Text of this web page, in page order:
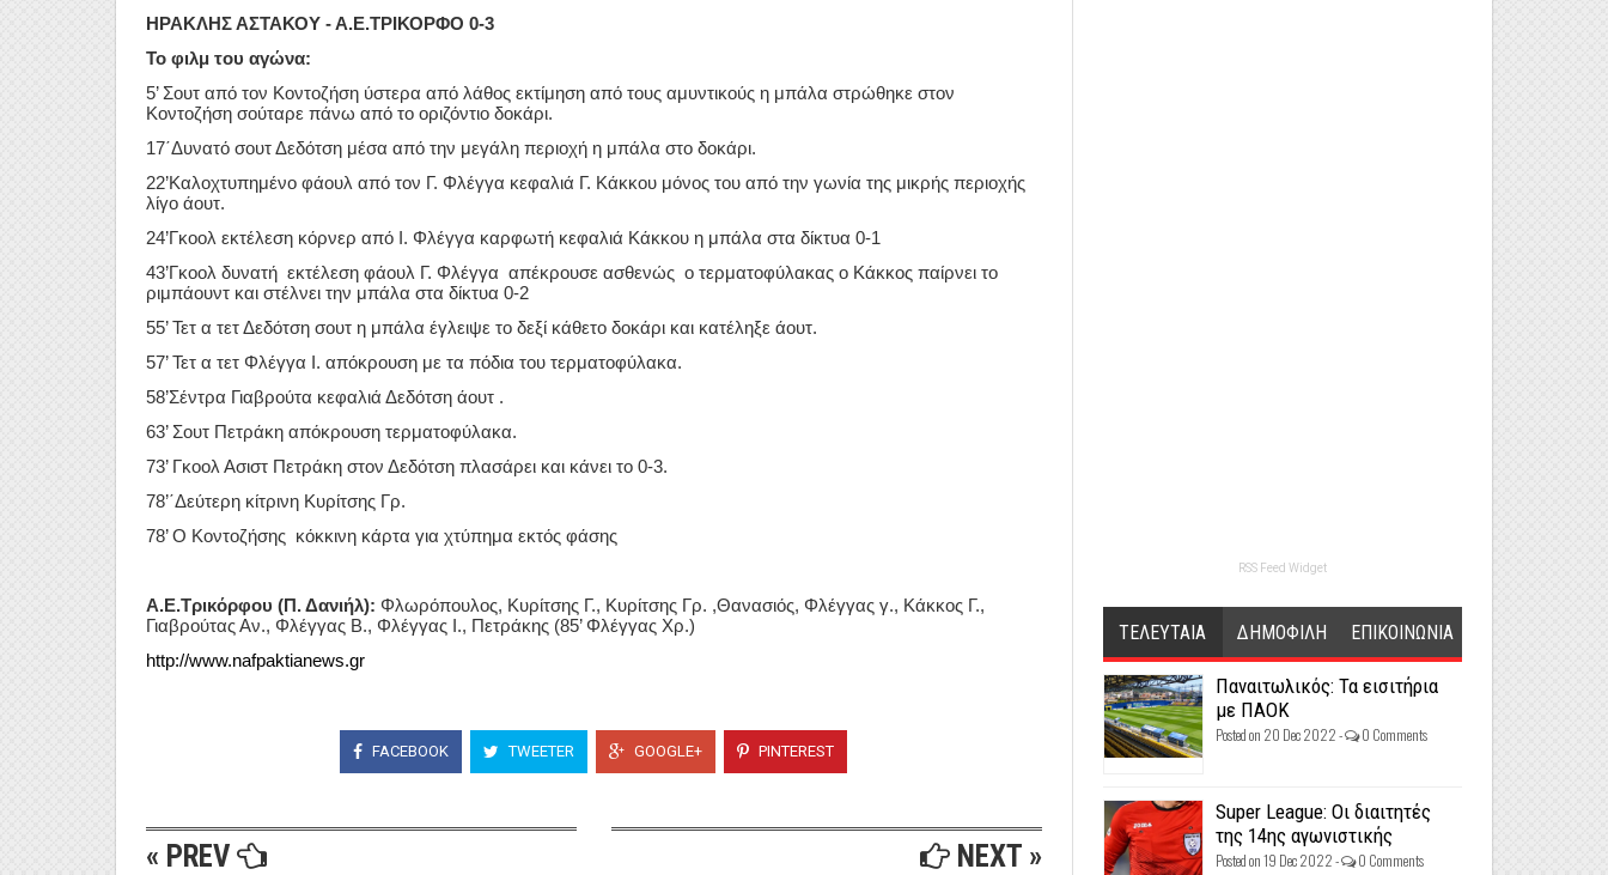
ΗΡΑΚΛΗΣ ΑΣΤΑΚΟΥ - Α.Ε.ΤΡΙΚΟΡΦΟ 0-3
Το φιλμ του αγώνα:
5’ Σουτ από τον Κοντοζήση ύστερα από λάθος εκτίμηση από τους αμυντικούς η μπάλα στρώθηκε στον
Κοντοζήση σούταρε πάνω από το οριζόντιο δοκάρι.
17΄Δυνατό σουτ Δεδότση μέσα από την μεγάλη περιοχή η μπάλα στο δοκάρι.
22’Καλοχτυπημένο φάουλ από τον Γ. Φλέγγα κεφαλιά Γ. Κάκκου μόνος του από την γωνία της μικρής περιοχής
λίγο άουτ.
24’Γκοολ εκτέλεση κόρνερ από Ι. Φλέγγα καρφωτή κεφαλιά Κάκκου η μπάλα στα δίκτυα 0-1
43’Γκοολ δυνατή εκτέλεση φάουλ Γ. Φλέγγα απέκρουσε ασθενώς ο τερματοφύλακας ο Κάκκος παίρνει το
ριμπάουντ και στέλνει την μπάλα στα δίκτυα 0-2
55’ Τετ α τετ Δεδότση σουτ η μπάλα έγλειψε το δεξί κάθετο δοκάρι και κατέληξε άουτ.
57’ Τετ α τετ Φλέγγα Ι. απόκρουση με τα πόδια του τερματοφύλακα.
58’Σέντρα Γιαβρούτα κεφαλιά Δεδότση άουτ .
63’ Σουτ Πετράκη απόκρουση τερματοφύλακα.
73’ Γκοολ Ασιστ Πετράκη στον Δεδότση πλασάρει και κάνει το 0-3.
78’΄Δεύτερη κίτρινη Κυρίτσης Γρ.
78’ Ο Κοντοζήσης κόκκινη κάρτα για χτύπημα εκτός φάσης
Α.Ε.Τρικόρφου (Π. Δανιήλ): Φλωρόπουλος, Κυρίτσης Γ., Κυρίτσης Γρ. ,Θανασιός, Φλέγγας γ., Κάκκος Γ.,
Γιαβρούτας Αν., Φλέγγας Β., Φλέγγας Ι., Πετράκης (85’ Φλέγγας Χρ.)
http://www.nafpaktianews.gr
FACEBOOK TWEETER GOOGLE+ PINTEREST
« PREV NEXT »
RSS Feed Widget
ΤΕΛΕΥΤΑΙΑ ΔΗΜΟΦΙΛΗ ΕΠΙΚΟΙΝΩΝΙΑ
Παναιτωλικός: Τα εισιτήρια
με ΠΑΟΚ
Posted on 20 Dec 2022 - 0 Comments
Super League: Οι διαιτητές
της 14ης αγωνιστικής
Posted on 19 Dec 2022 - 0 Comments